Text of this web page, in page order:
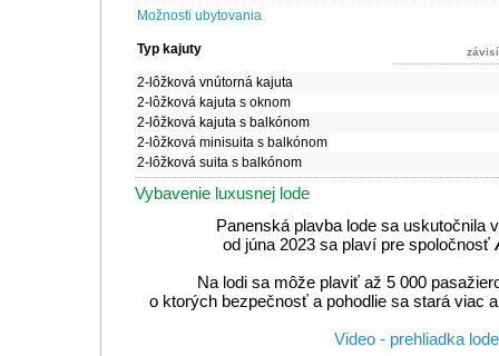
Možnosti ubytovania
Typ kajuty
2-lôžková vnútorná kajuta
2-lôžková kajuta s oknom
2-lôžková kajuta s balkónom
2-lôžková minisuita s balkónom
2-lôžková suita s balkónom
Vybavenie luxusnej lode
Panenská plavba lode sa uskutočnila
od júna 2023 sa plaví pre spoločnosť
Na lodi sa môže plaviť až 5 000
o ktorých bezpečnosť a pohodlie sa stará viac
Video - prehliadka lode